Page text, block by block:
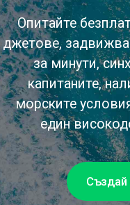
Опитайте
джетове,
за минути,
капитаните,
морските
един
Създай